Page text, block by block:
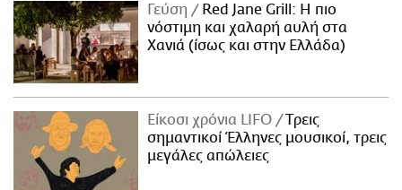
Γεύση
Red Jane Grill: Η πιο
νόστιμη και χαλαρή αυλή στα
Χανιά (ίσως και στην Ελλάδα)
Είκοσι χρόνια LIFO
Tρεις
σημαντικοί Έλληνες μουσικοί, τρεις
μεγάλες απώλειες